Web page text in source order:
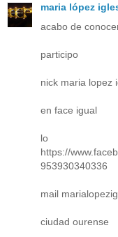
maria lópez
acabo de
participo
nick maria lopez
en face igual
lo
https://
953930340336
mail
ciudad ourense